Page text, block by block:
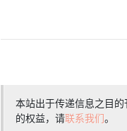
本站出于传递信息之目
的权益，请联系我们。